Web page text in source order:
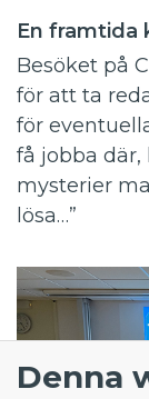
Denna
En framtida
Besöket på
för att ta
för
få jobba
mysterier
lösa…”